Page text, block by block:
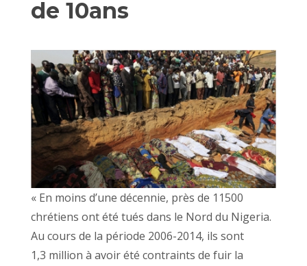
de 10ans
« En moins d’une décennie, près de 11500
chrétiens ont été tués dans le Nord du Nigeria.
Au cours de la période 2006-2014, ils sont
1,3 million à avoir été contraints de fuir la